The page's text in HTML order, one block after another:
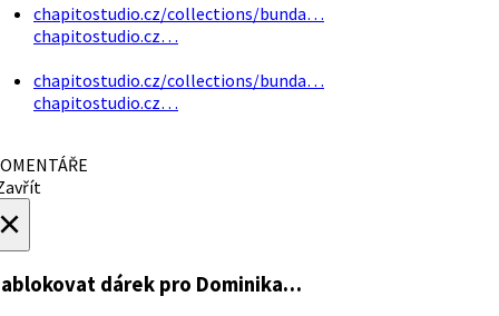
chapitostudio.cz/collections/bunda…
chapitostudio.cz…
chapitostudio.cz/collections/bunda…
chapitostudio.cz…
dárek pro Dominika…